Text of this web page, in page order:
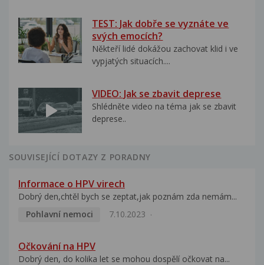
TEST: Jak dobře se vyznáte ve
svých emocích?
Někteří lidé dokážou zachovat klid i ve
vypjatých situacích....
VIDEO: Jak se zbavit deprese
Shlédněte video na téma jak se zbavit
deprese..
SOUVISEJÍCÍ DOTAZY Z PORADNY
Informace o HPV virech
Dobrý den,chtěl bych se zeptat,jak poznám zda nemám...
Pohlavní nemoci
7.10.2023
Očkování na HPV
Dobrý den, do kolika let se mohou dospělí očkovat na...